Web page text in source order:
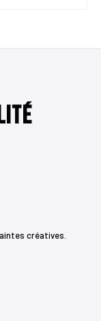
créatives.